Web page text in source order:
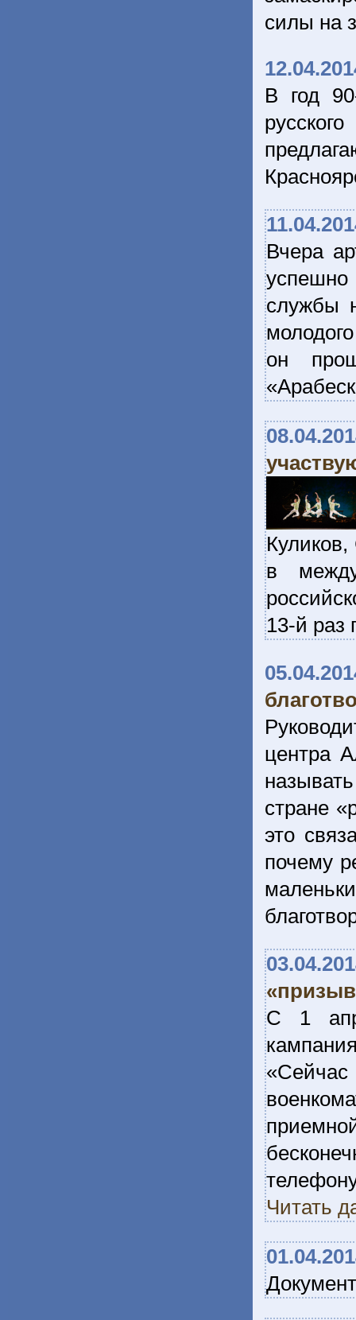
силы на
В год
Вчера
успешно
службы
он
в
13-й раз
центра
стране
это
почему
С 1
Читать